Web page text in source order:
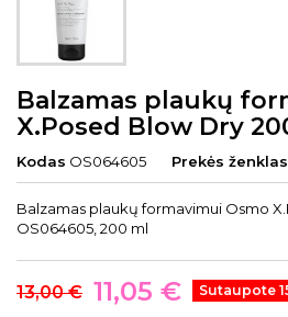
Balzamas plaukų
X.Posed Blow Dry
Kodas OS064605 Prekės ženklas
Balzamas plaukų formavimui Osmo
OS064605, 200 ml
13,00 € 11,05 € Sutaupote